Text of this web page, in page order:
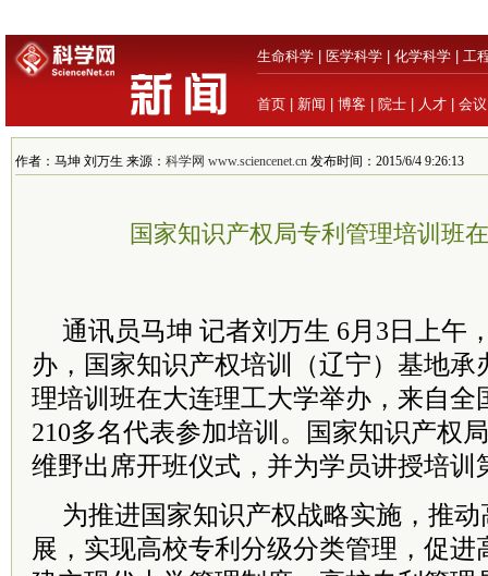
生命科学 医学科学 化学科学 工
首页 新闻 博客 院士 人才 会议
作者：马坤 刘万生 来源： 科学网 www.sciencenet.cn 发布时间：2015/6/4 9:26:13
国家知识产权局专利管理培训班
通讯员马坤 记者刘万生 6月3日上午
办，国家知识产权培训（辽宁）基地承
理培训班在大连理工大学举办，来自全
210多名代表参加培训。国家知识产权
维野出席开班仪式，并为学员讲授培训
为推进国家知识产权战略实施，推
展，实现高校专利分级分类管理，促进